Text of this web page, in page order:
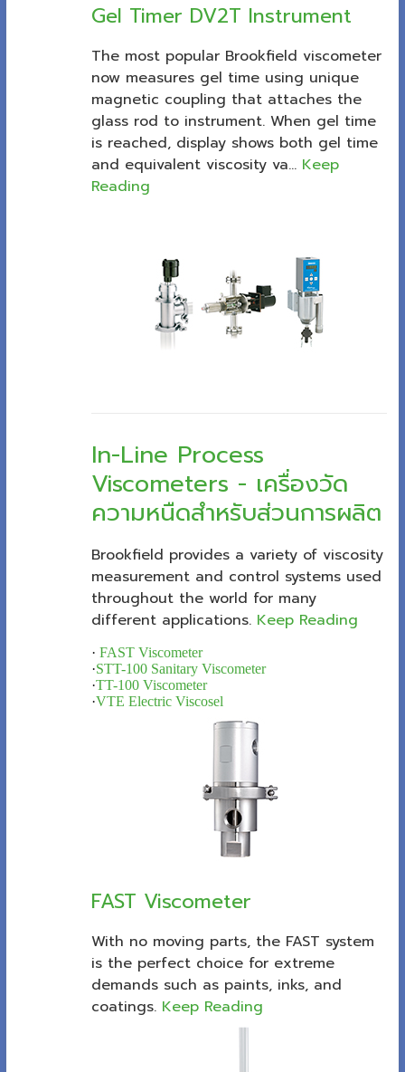
Gel Timer DV2T Instrument
The most popular Brookfield viscometer
now measures gel time using unique
magnetic coupling that attaches the
glass rod to instrument. When gel time
is reached, display shows both gel time
and equivalent viscosity va... Keep
Reading
In-Line Process
Viscometers - เครื่องวัด
ความหนืดสำหรับส่วนการผลิต
Brookfield provides a variety of viscosity
measurement and control systems used
throughout the world for many
different applications. Keep Reading
· FAST Viscometer
·STT-100 Sanitary Viscometer
·TT-100 Viscometer
·VTE Electric Viscosel
FAST Viscometer
With no moving parts, the FAST system
is the perfect choice for extreme
demands such as paints, inks, and
coatings. Keep Reading